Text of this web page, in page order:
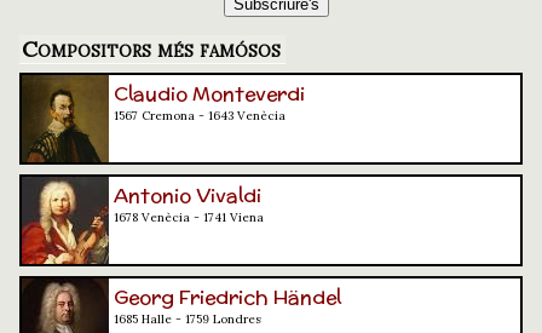
Compositors més famósos
Claudio Monteverdi
1567 Cremona - 1643 Venècia
Antonio Vivaldi
1678 Venècia - 1741 Viena
Georg Friedrich Händel
1685 Halle - 1759 Londres